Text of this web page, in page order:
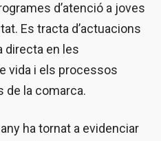
d’atenció a joves
Es tracta d’actuacions
directa en les
vida i els processos
de la comarca.
ha tornat a evidenciar